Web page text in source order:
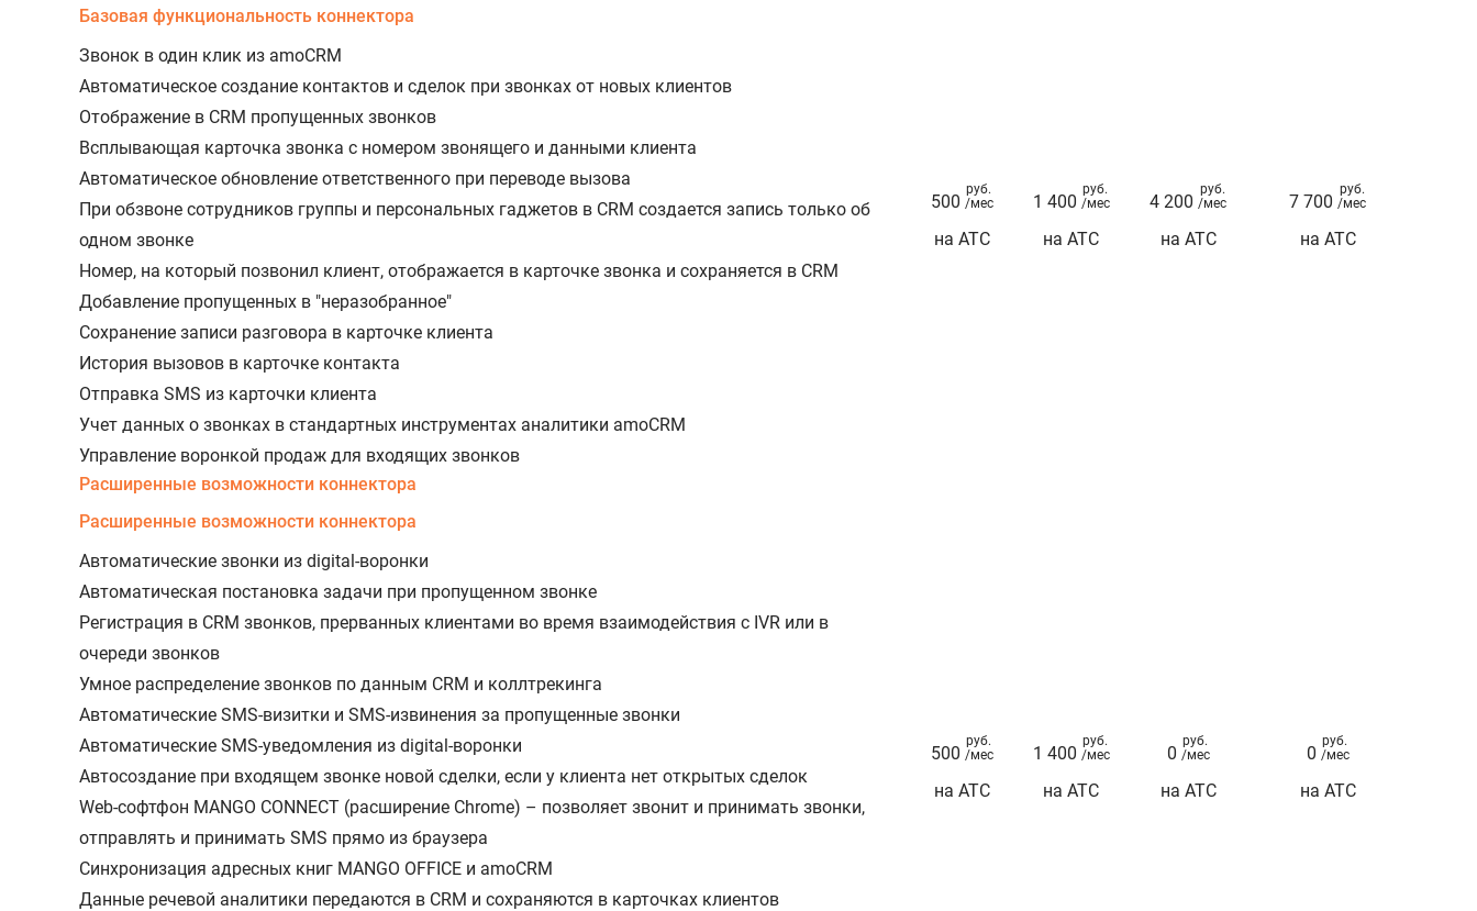
Базовая функциональность коннектора
Звонок в один клик из amoCRM
Автоматическое создание контактов и сделок при звонках от новых клиентов
Отображение в CRM пропущенных звонков
Всплывающая карточка звонка с номером звонящего и данными клиента
Автоматическое обновление ответственного при переводе вызова
При обзвоне сотрудников группы и персональных гаджетов в CRM создается запись только об
одном звонке
Номер, на который позвонил клиент, отображается в карточке звонка и сохраняется в CRM
Добавление пропущенных в "неразобранное"
Сохранение записи разговора в карточке клиента
История вызовов в карточке контакта
Отправка SMS из карточки клиента
Учет данных о звонках в стандартных инструментах аналитики amoCRM
Управление воронкой продаж для входящих звонков
500
руб.
/мес
на АТС
1 400
руб.
/мес
на АТС
4 200
руб.
/мес
на АТС
7 700
руб.
/мес
на АТС
Расширенные возможности коннектора
Расширенные возможности коннектора
Автоматические звонки из digital-воронки
Автоматическая постановка задачи при пропущенном звонке
Регистрация в CRM звонков, прерванных клиентами во время взаимодействия с IVR или в
очереди звонков
Умное распределение звонков по данным CRM и коллтрекинга
Автоматические SMS-визитки и SMS-извинения за пропущенные звонки
Автоматические SMS-уведомления из digital-воронки
Автосоздание при входящем звонке новой сделки, если у клиента нет открытых сделок
Web-софтфон MANGO CONNECT (расширение Chrome) – позволяет звонит и принимать звонки,
отправлять и принимать SMS прямо из браузера
Синхронизация адресных книг MANGO OFFICE и amoCRM
Данные речевой аналитики передаются в CRM и сохраняются в карточках клиентов
500
руб.
/мес
на АТС
1 400
руб.
/мес
на АТС
0
руб.
/мес
на АТС
0
руб.
/мес
на АТС